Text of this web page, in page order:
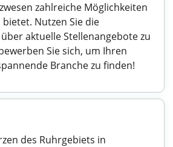
zahlreiche Möglichkeiten
Nutzen Sie die
aktuelle Stellenangebote zu
Sie sich, um Ihren
Branche zu finden!
des Ruhrgebiets in